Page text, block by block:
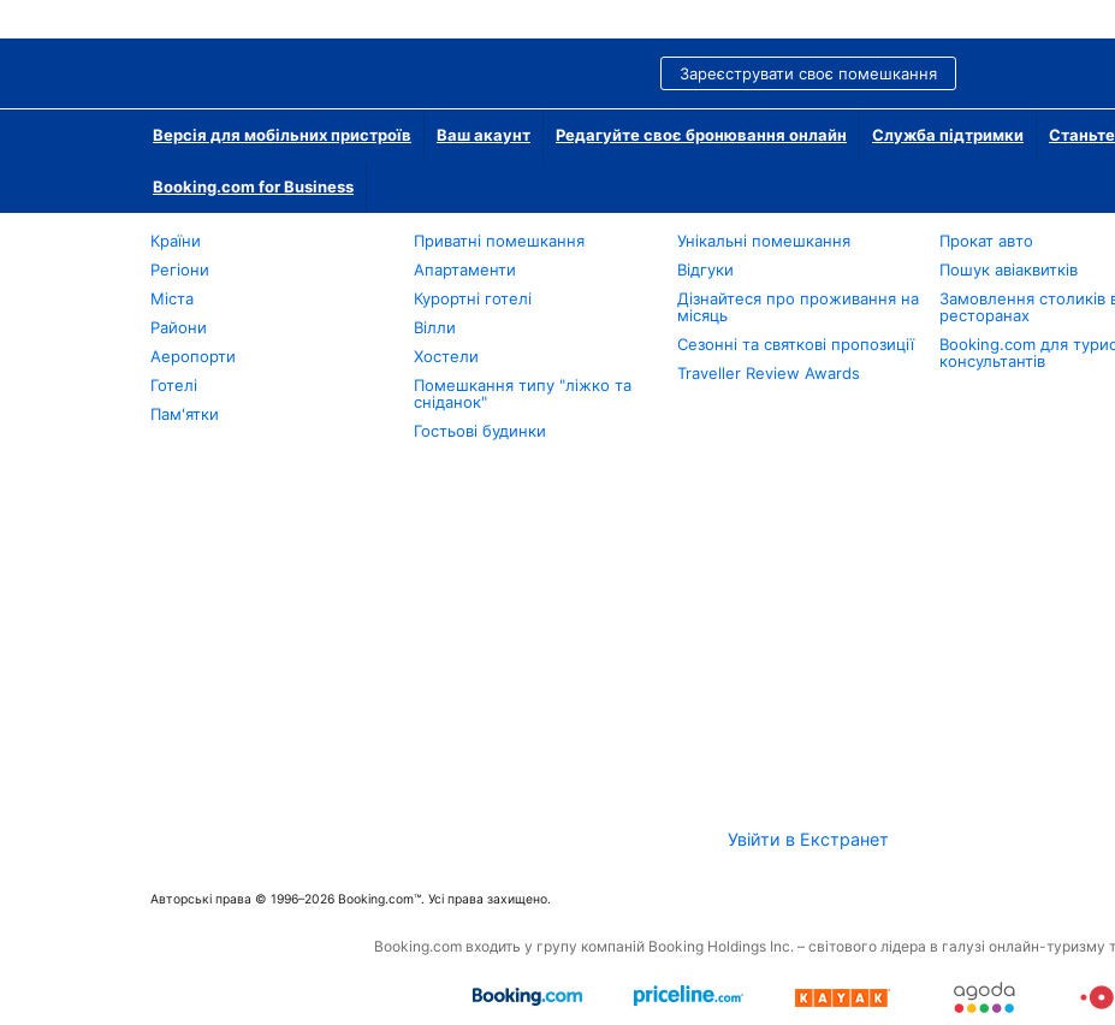
Зареєструвати своє помешкання
Версія для мобільних пристроїв Ваш акаунт Редагуйте своє бронювання онлайн Служба підтримки
Booking.com for Business
Країни
Регіони
Міста
Райони
Аеропорти
Готелі
Пам'ятки
Приватні помешкання
Апартаменти
Курортні готелі
Вілли
Хостели
Помешкання типу "ліжко та
сніданок"
Гостьові будинки
Унікальні помешкання
Відгуки
Дізнайтеся про проживання на
місяць
Сезонні та святкові пропозиції
Traveller Review Awards
Прокат авто
Пошук авіаквитків
Замовлення столиків
ресторанах
Booking.com для
консультантів
Увійти в Екстранет
Авторські права © 1996–2026 Booking.com™. Усі права захищено.
Booking.com входить у групу компаній Booking Holdings Inc. – світового лідера в галузі онлайн-туризму